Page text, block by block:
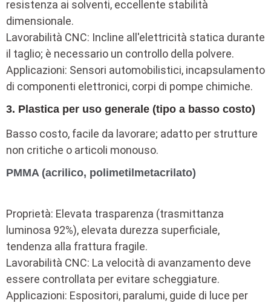
resistenza ai solventi, eccellente stabilità
dimensionale.
Lavorabilità CNC: Incline all'elettricità statica durante
il taglio; è necessario un controllo della polvere.
Applicazioni: Sensori automobilistici, incapsulamento
di componenti elettronici, corpi di pompe chimiche.
3. Plastica per uso generale (tipo a basso costo)
Basso costo, facile da lavorare; adatto per strutture
non critiche o articoli monouso.
PMMA (acrilico, polimetilmetacrilato)
Proprietà: Elevata trasparenza (trasmittanza
luminosa 92%), elevata durezza superficiale,
tendenza alla frattura fragile.
Lavorabilità CNC: La velocità di avanzamento deve
essere controllata per evitare scheggiature.
Applicazioni: Espositori, paralumi, guide di luce per